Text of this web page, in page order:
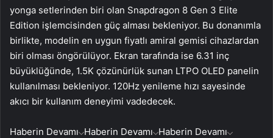
yonga setlerinden biri olan Snapdragon 8 Gen 3 Elite
Edition işlemcisinden güç alması bekleniyor. Bu donanımla
birlikte, modelin en uygun fiyatlı amiral gemisi cihazlardan
biri olması öngörülüyor. Ekran tarafında ise 6.31 inç
büyüklüğünde, 1.5K çözünürlük sunan LTPO OLED panelin
kullanılması bekleniyor. 120Hz yenileme hızı sayesinde
akıcı bir kullanım deneyimi vadedecek.
Haberin Devamı Haberin Devamı Haberin Devamı